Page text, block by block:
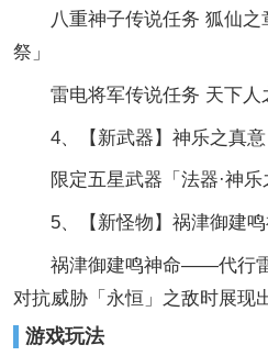
八重神子传说任务 狐仙之
祭」
雷电将军传说任务 天下人之
4、【新武器】神乐之真意
限定五星武器「法器·神乐
5、【新怪物】祸津御建鸣
祸津御建鸣神命——代行雷
对抗威胁「永恒」之敌时展现
游戏玩法